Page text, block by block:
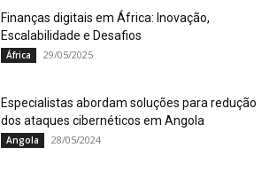
Finanças digitais em África: Inovação,
Escalabilidade e Desafios
África 29/05/2025
Especialistas abordam soluções para redução
dos ataques cibernéticos em Angola
Angola 28/05/2024